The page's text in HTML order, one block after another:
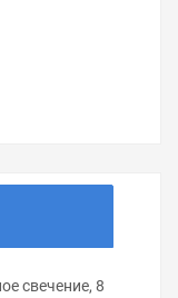
свечение, 8